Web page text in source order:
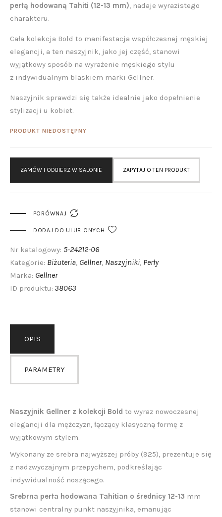
perłą hodowaną Tahiti (12-13 mm), nadaje wyrazistego
charakteru.
Cała kolekcja Bold to manifestacja współczesnej męskiej
elegancji, a ten naszyjnik, jako jej część, stanowi
wyjątkowy sposób na wyrażenie męskiego stylu
z indywidualnym blaskiem marki Gellner.
Naszyjnik sprawdzi się także idealnie jako dopełnienie
stylizacji u kobiet.
PRODUKT NIEDOSTĘPNY
ZAMÓW I ODBIERZ W SALONIE ZAPYTAJ O TEN PRODUKT
PORÓWNAJ 
DODAJ DO ULUBIONYCH
Nr katalogowy: 5-24212-06
Kategorie: Biżuteria, Gellner, Naszyjniki, Perły
Marka: Gellner
ID produktu: 38063
OPIS
PARAMETRY
Naszyjnik Gellner z kolekcji Bold to wyraz nowoczesnej
elegancji dla mężczyzn, łączący klasyczną formę z
wyjątkowym stylem.
Wykonany ze srebra najwyższej próby (925), prezentuje się
z nadzwyczajnym przepychem, podkreślając
indywidualność noszącego.
Srebrna perła hodowana Tahitian o średnicy 12-13 mm
stanowi centralny punkt naszyjnika, emanując